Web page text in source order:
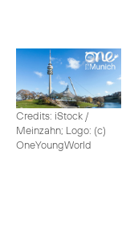
Credits: iStock /
Meinzahn; Logo: (c)
OneYoungWorld